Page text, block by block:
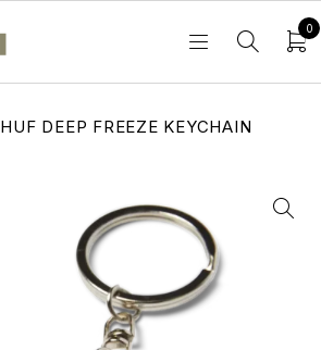
0
HUF DEEP FREEZE KEYCHAIN